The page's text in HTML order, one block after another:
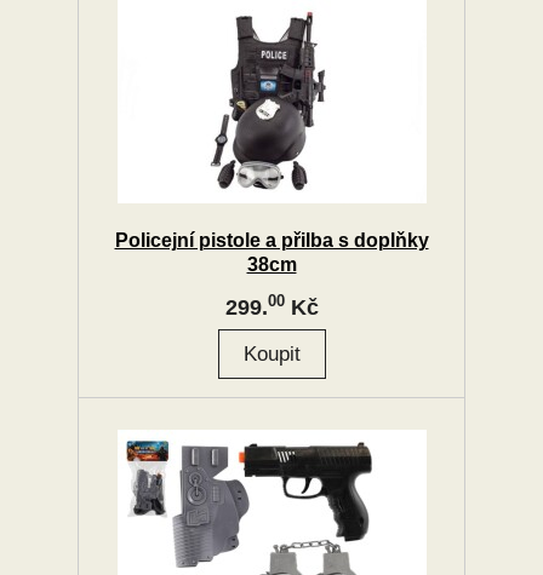
Policejní pistole a přilba s doplňky
38cm
299.00Kč